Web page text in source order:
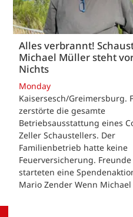
Alles verbrannt!
Michael Müller steht
Nichts
Monday
Kaisersesch/Greimersburg.
zerstörte die gesamte
Betriebsausstattung eines
Zeller Schaustellers. Der
Familienbetrieb hatte keine
Feuerversicherung. Freunde
starteten eine
Mario Zender Wenn